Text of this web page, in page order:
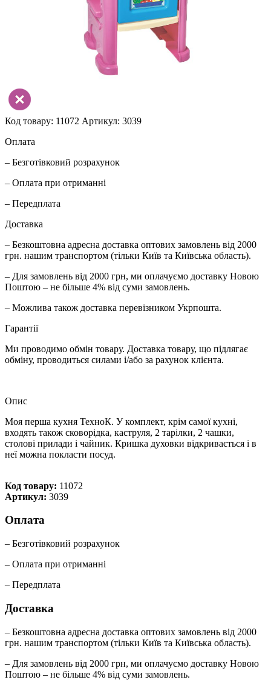
Код товару: 11072 Артикул: 3039
Оплата
– Безготівковий розрахунок
– Оплата при отриманні
– Передплата
Доставка
– Безкоштовна адресна доставка оптових замовлень від 2000
грн. нашим транспортом (тільки Київ та Київська область).
– Для замовлень від 2000 грн, ми оплачуємо доставку Новою
Поштою – не більше 4% від суми замовлень.
– Можлива також доставка перевізником Укрпошта.
Гарантії
Ми проводимо обмін товару. Доставка товару, що підлягає
обміну, проводиться силами і/або за рахунок клієнта.
Опис
Моя перша кухня ТехноК. У комплект, крім самої кухні,
входять також сковорідка, каструля, 2 тарілки, 2 чашки,
столові прилади і чайник. Кришка духовки відкривається і в
неї можна покласти посуд.
Код товару: 11072
Артикул: 3039
Оплата
– Безготівковий розрахунок
– Оплата при отриманні
– Передплата
Доставка
– Безкоштовна адресна доставка оптових замовлень від 2000
грн. нашим транспортом (тільки Київ та Київська область).
– Для замовлень від 2000 грн, ми оплачуємо доставку Новою
Поштою – не більше 4% від суми замовлень.